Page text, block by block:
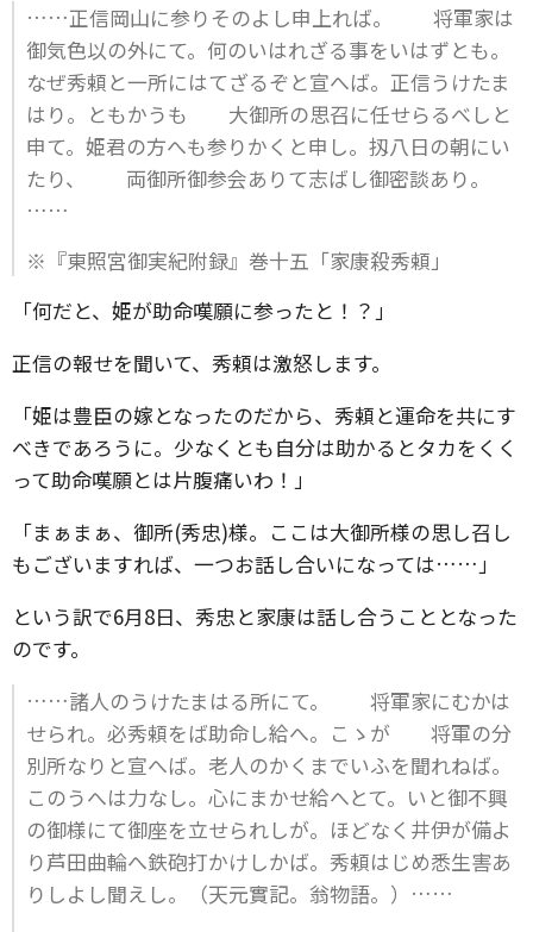
……正信岡山に参りそのよし申上れば。 将軍家は
御気色以の外にて。何のいはれざる事をいはずとも。
なぜ秀頼と一所にはてざるぞと宣へば。正信うけたま
はり。ともかうも 大御所の思召に任せらるべしと
申て。姫君の方へも参りかくと申し。扨八日の朝にい
たり、 両御所御参会ありて志ばし御密談あり。
……
※『東照宮御実紀附録』巻十五「家康殺秀頼」
「何だと、姫が助命嘆願に参ったと！？」
正信の報せを聞いて、秀頼は激怒します。
「姫は豊臣の嫁となったのだから、秀頼と運命を共にす
べきであろうに。少なくとも自分は助かるとタカをくく
って助命嘆願とは片腹痛いわ！」
「まぁまぁ、御所(秀忠)様。ここは大御所様の思し召し
もございますれば、一つお話し合いになっては……」
という訳で6月8日、秀忠と家康は話し合うこととなった
のです。
……諸人のうけたまはる所にて。 将軍家にむかは
せられ。必秀頼をば助命し給へ。こゝが 将軍の分
別所なりと宣へば。老人のかくまでいふを聞れねば。
このうへは力なし。心にまかせ給へとて。いと御不興
の御様にて御座を立せられしが。ほどなく井伊が備よ
り芦田曲輪へ鉄砲打かけしかば。秀頼はじめ悉生害あ
りしよし聞えし。（天元實記。翁物語。）……